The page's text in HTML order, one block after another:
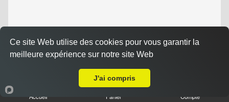
Accueil Panier Compte
Ce site Web utilise des cookies pour vous garantir la
meilleure expérience sur notre site Web
J'ai compris